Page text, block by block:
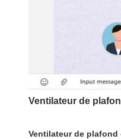
Ventilateur de
Ventilateur de plafond